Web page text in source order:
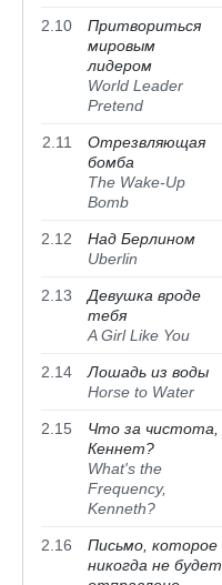
2.10
Притвориться
мировым
лидером
World Leader
Pretend
2.11
Отрезвляющая
бомба
The Wake-Up
Bomb
2.12
Над Берлином
Uberlin
2.13
Девушка вроде
тебя
A Girl Like You
2.14
Лошадь из воды
Horse to Water
2.15
Что за чистота,
Кеннет?
What's the
Frequency,
Kenneth?
2.16
Письмо, которое
никогда не будет